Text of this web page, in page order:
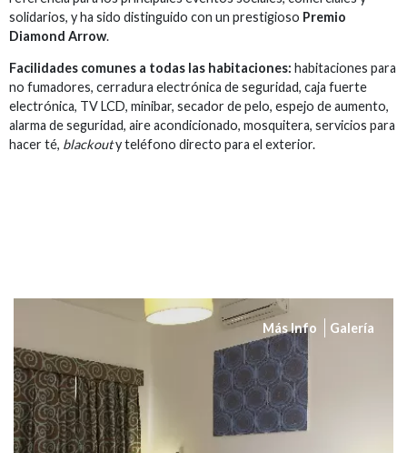
solidarios, y ha sido distinguido con un prestigioso Premio
Diamond Arrow.
Facilidades comunes a todas las habitaciones: habitaciones para
no fumadores, cerradura electrónica de seguridad, caja fuerte
electrónica, TV LCD, minibar, secador de pelo, espejo de aumento,
alarma de seguridad, aire acondicionado, mosquitera, servicios para
hacer té, blackouty teléfono directo para el exterior.
Más Info Galería